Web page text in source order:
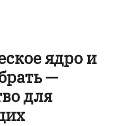
ядро и
—
для